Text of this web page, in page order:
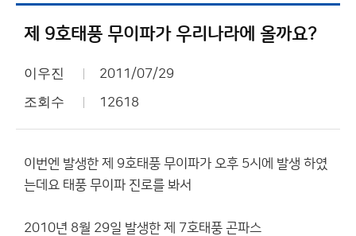
제 9호태풍 무이파가 우리나라에 올까요?
이우진 2011/07/29
조회수 12618
이번엔 발생한 제 9호태풍 무이파가 오후 5시에 발생 하였
는데요 태풍 무이파 진로를 봐서
2010년 8월 29일 발생한 제 7호태풍 곤파스